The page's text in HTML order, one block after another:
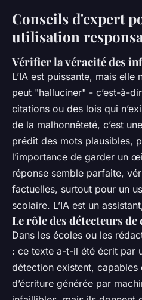
Conseils d'expert
utilisation
Vérifier la véracité des
L’IA est puissante, mais elle
peut "halluciner" - c’est-à-
citations ou des lois qui
de la malhonnêteté, c’est
prédit des mots plausibles,
l’importance de garder un
réponse semble parfaite,
factuelles, surtout pour un
scolaire. L’IA est un
Le rôle des détecteurs de
Dans les écoles ou les
: ce texte a-t-il été écrit par
détection existent, capables
d’écriture générée par